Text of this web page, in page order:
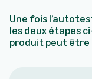
Une fois
les deux étapes
produit peut